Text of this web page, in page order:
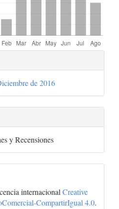
de 2016
y Recensiones
internacionalCreative
CompartirIgual 4.0.